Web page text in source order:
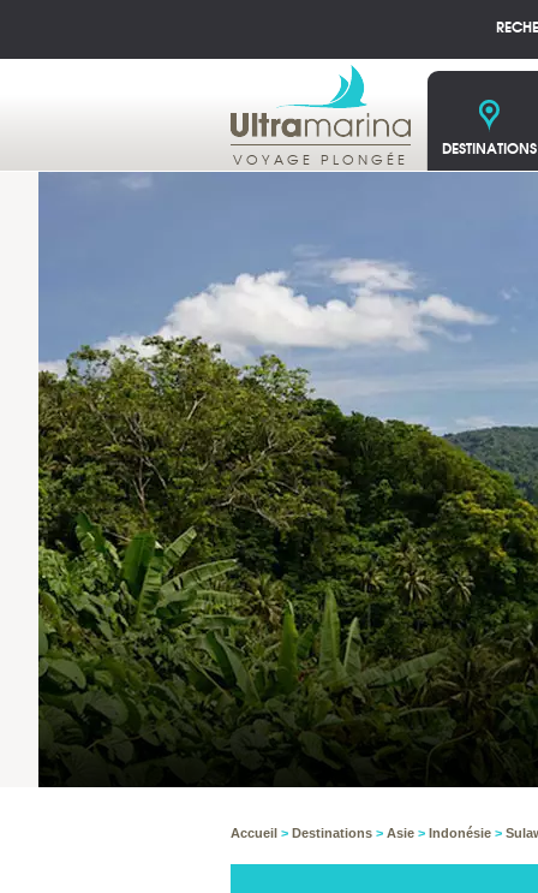
VOYAGE PLONGÉE DESTINATIONS
Accueil > Destinations > Asie > Indonésie >